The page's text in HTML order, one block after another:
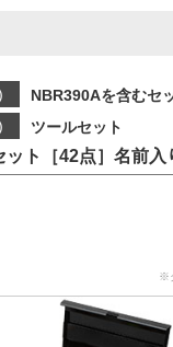
NBR390Aを含むセ
ツールセット
ト［42点］名前入
※